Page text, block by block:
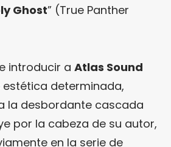
Ghost” (True Panther
introducir a Atlas Sound
determinada,
la desbordante cascada
por la cabeza de su autor,
en la serie de